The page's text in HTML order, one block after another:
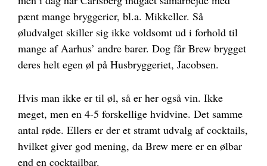
pænt mange bryggerier, bl.a. Mikkeller. Så
øludvalget skiller sig ikke voldsomt ud i forhold til
mange af Aarhus’ andre barer. Dog får Brew brygget
deres helt egen øl på Husbryggeriet, Jacobsen.
Hvis man ikke er til øl, så er her også vin. Ikke
meget, men en 4-5 forskellige hvidvine. Det samme
antal røde. Ellers er der et stramt udvalg af cocktails,
hvilket giver god mening, da Brew mere er en ølbar
end en cocktailbar.